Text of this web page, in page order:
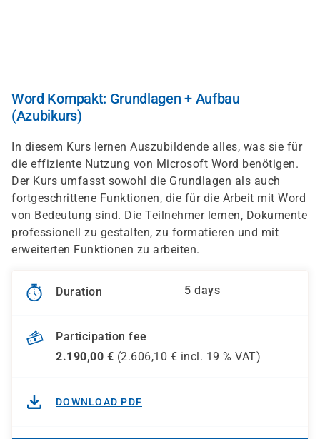
Word Kompakt: Grundlagen + Aufbau
(Azubikurs)
In diesem Kurs lernen Auszubildende alles, was sie für
die effiziente Nutzung von Microsoft Word benötigen.
Der Kurs umfasst sowohl die Grundlagen als auch
fortgeschrittene Funktionen, die für die Arbeit mit Word
von Bedeutung sind. Die Teilnehmer lernen, Dokumente
professionell zu gestalten, zu formatieren und mit
erweiterten Funktionen zu arbeiten.
Duration 5 days
Participation fee
2.190,00 € (2.606,10 € incl. 19 % VAT)
DOWNLOAD PDF